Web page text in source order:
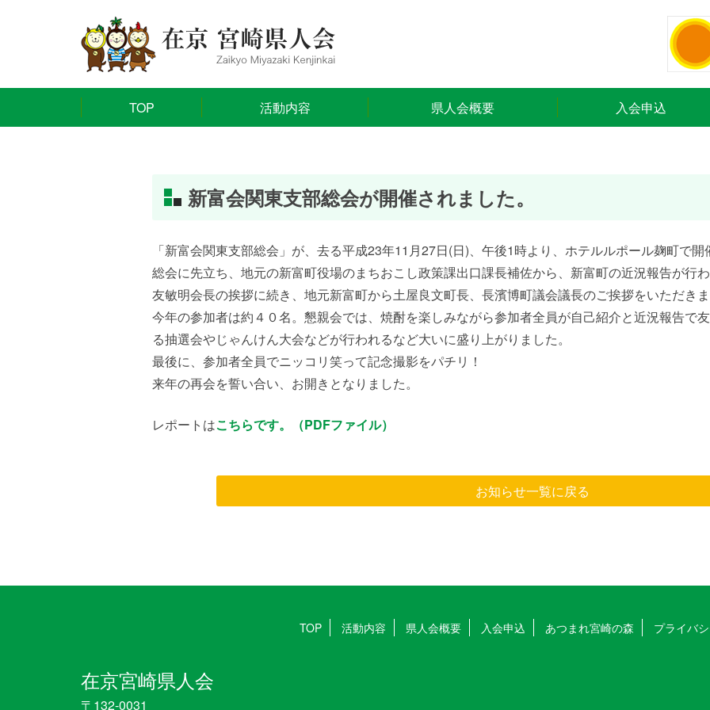
TOP 活動内容 県人会概要 入会申込
新富会関東支部総会が開催されました。
「新富会関東支部総会」が、去る平成23年11月27日(日)、午後1時より、ホテルルポール麹町で開
総会に先立ち、地元の新富町役場のまちおこし政策課出口課長補佐から、新富町の近況報告が行
友敏明会長の挨拶に続き、地元新富町から土屋良文町長、長濱博町議会議長のご挨拶をいただきま
今年の参加者は約４０名。懇親会では、焼酎を楽しみながら参加者全員が自己紹介と近況報告で
る抽選会やじゃんけん大会などが行われるなど大いに盛り上がりました。
最後に、参加者全員でニッコリ笑って記念撮影をパチリ！
来年の再会を誓い合い、お開きとなりました。
レポートはこちらです。（PDFファイル）
お知らせ一覧に戻る
TOP 活動内容 県人会概要 入会申込 あつまれ宮崎の森 プライバ
在京宮崎県人会
〒132-0031